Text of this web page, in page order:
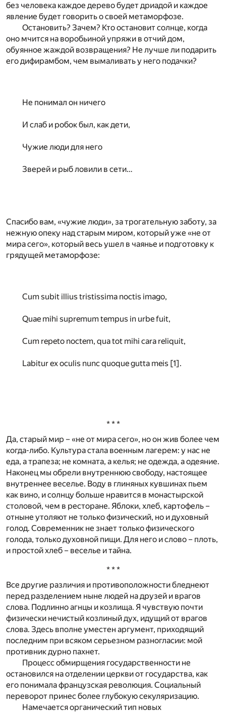
без человека каждое дерево будет дриадой и каждое
явление будет говорить о своей метаморфозе.
Остановить? Зачем? Кто остановит солнце, когда
оно мчится на воробьиной упряжи в отчий дом,
обуянное жаждой возвращения? Не лучше ли подарить
его дифирамбом, чем вымаливать у него подачки?
Не понимал он ничего
И слаб и робок был, как дети,
Чужие люди для него
Зверей и рыб ловили в сети…
Спасибо вам, «чужие люди», за трогательную заботу, за
нежную опеку над старым миром, который уже «не от
мира сего», который весь ушел в чаянье и подготовку к
грядущей метаморфозе:
Cum subit illius tristissima noctis imago,
Quae mihi supremum tempus in urbe fuit,
Cum repeto noctem, qua tot mihi cara reliquit,
Labitur ex oculis nunc quoque gutta meis [1].
* * *
Да, старый мир – «не от мира сего», но он жив более чем
когда-либо. Культура стала военным лагерем: у нас не
еда, а трапеза; не комната, а келья; не одежда, а одеяние.
Наконец мы обрели внутреннюю свободу, настоящее
внутреннее веселье. Воду в глиняных кувшинах пьем
как вино, и солнцу больше нравится в монастырской
столовой, чем в ресторане. Яблоки, хлеб, картофель –
отныне утоляют не только физический, но и духовный
голод. Современник не знает только физического
голода, только духовной пищи. Для него и слово – плоть,
и простой хлеб – веселье и тайна.
* * *
Все другие различия и противоположности бледнеют
перед разделением ныне людей на друзей и врагов
слова. Подлинно агнцы и козлища. Я чувствую почти
физически нечистый козлиный дух, идущий от врагов
слова. Здесь вполне уместен аргумент, приходящий
последним при всяком серьезном разногласии: мой
противник дурно пахнет.
Процесс обмирщения государственности не
остановился на отделении церкви от государства, как
его понимала французская революция. Социальный
переворот принес более глубокую секуляризацию.
Намечается органический тип новых